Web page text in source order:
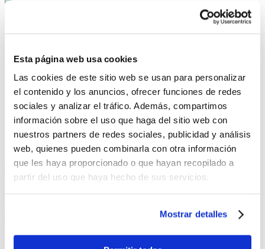
Esta página web usa cookies
Las cookies de este sitio web se usan para personalizar
el contenido y los anuncios, ofrecer funciones de redes
sociales y analizar el tráfico. Además, compartimos
información sobre el uso que haga del sitio web con
nuestros partners de redes sociales, publicidad y análisis
web, quienes pueden combinarla con otra información
que les haya proporcionado o que hayan recopilado a
partir del uso que haya hecho de sus servicios.
Mostrar detalles
Nuestras tiendas
Servicio al cliente
Contáctanos
¿Cómo comprar por internet?
Términos y Condiciones
Compra Segura